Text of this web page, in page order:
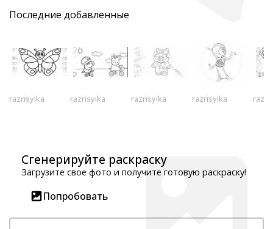
Последние добавленные
razrisyika razrisyika razrisyika razrisyika
Сгенерируйте раскраску
Загрузите свое фото и получите готовую раскраску!
Попробовать